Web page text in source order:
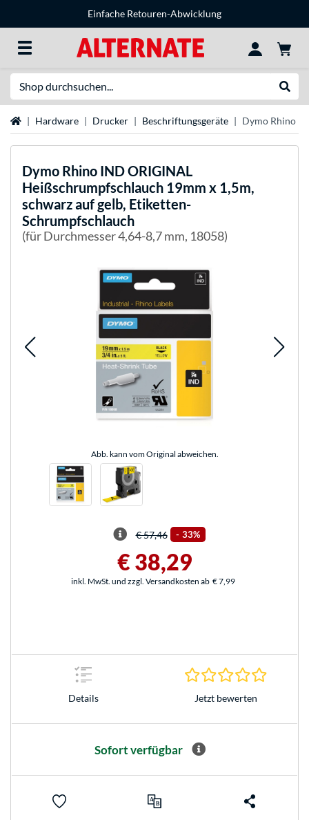
Einfache Retouren-Abwicklung
StartseiteHardware Drucker Beschriftungsgeräte Dymo Rhino
Dymo Rhino IND ORIGINAL
Heißschrumpfschlauch 19mm x 1,5m,
schwarz auf gelb, Etiketten-
Schrumpfschlauch
(für Durchmesser 4,64-8,7 mm, 18058)
Abb. kann vom Original abweichen.
€ 57,46 - 33%
€ 38,29
inkl. MwSt. und zzgl. Versandkosten ab € 7,99
Details Jetzt bewerten
Sofort verfügbar